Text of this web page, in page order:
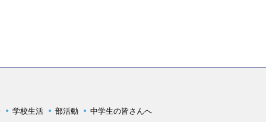
学校生活 部活動
中学生の皆さんへ